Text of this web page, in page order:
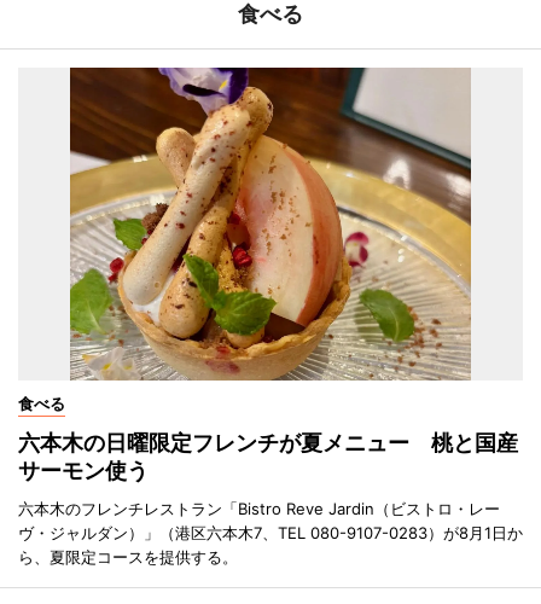
食べる
食べる
六本木の日曜限定フレンチが夏メニュー 桃と国産
サーモン使う
六本木のフレンチレストラン「Bistro Reve Jardin（ビストロ・レー
ヴ・ジャルダン）」（港区六本木7、TEL 080-9107-0283）が8月1日か
ら、夏限定コースを提供する。